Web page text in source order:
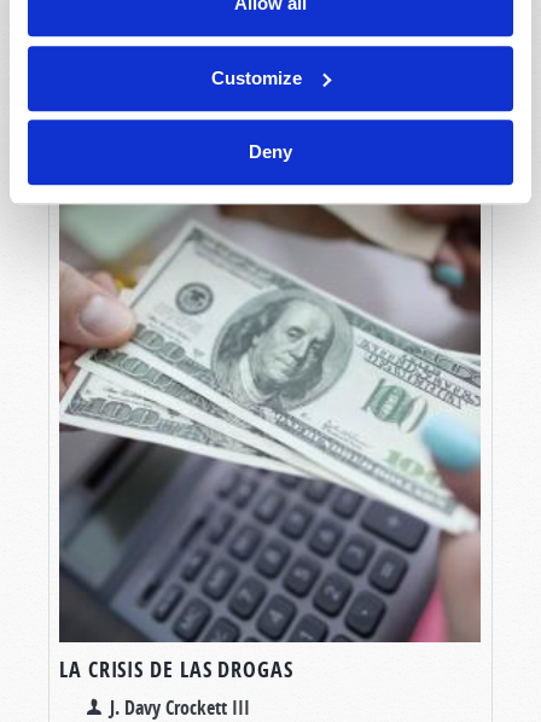
Customize
Deny
LA CRISIS DE LAS DROGAS
J. Davy Crockett III